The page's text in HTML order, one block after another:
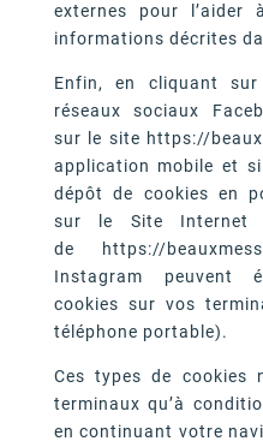
externes pour
informations décrites
Enfin, en cliquant
réseaux sociaux
sur le site https://
application mobile et
dépôt de cookies en
sur le Site Internet
de https://
Instagram peuvent
cookies sur vos
téléphone portable).
Ces types de cookies
terminaux qu’à
en continuant votre